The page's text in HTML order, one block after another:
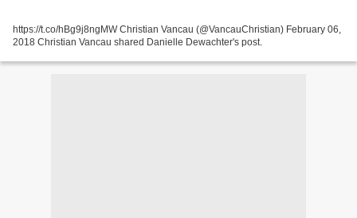
https://t.co/hBg9j8ngMW Christian Vancau (@VancauChristian) February 06,
2018 Christian Vancau shared Danielle Dewachter's post.